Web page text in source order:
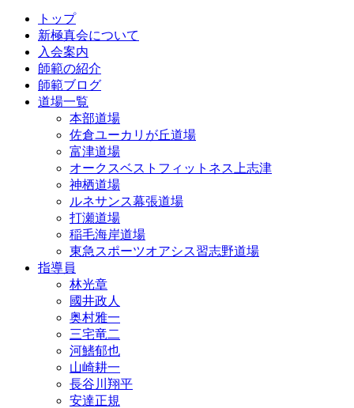
トップ
新極真会について
入会案内
師範の紹介
師範ブログ
道場一覧
本部道場
佐倉ユーカリが丘道場
富津道場
オークスベストフィットネス上志津
神栖道場
ルネサンス幕張道場
打瀬道場
稲毛海岸道場
東急スポーツオアシス習志野道場
指導員
林光章
國井政人
奥村雅一
三宅竜二
河鰭郁也
山崎耕一
長谷川翔平
安達正規